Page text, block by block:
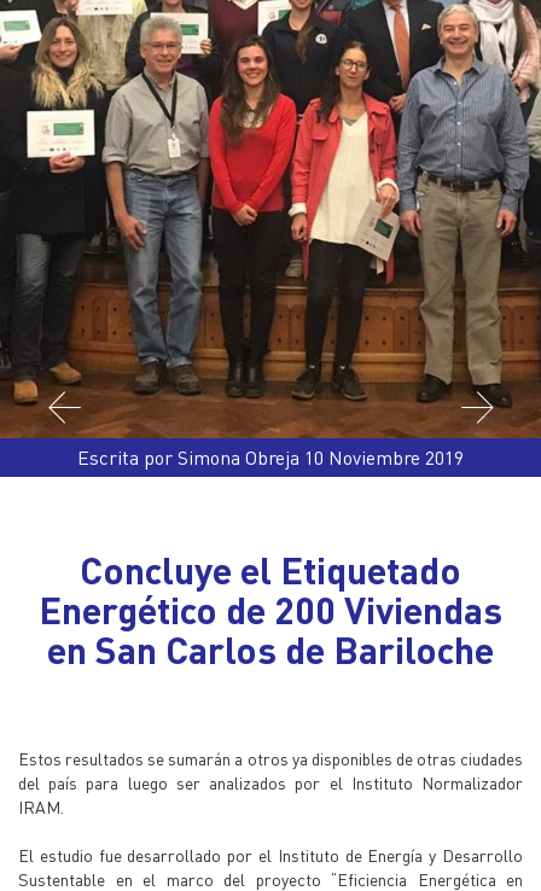
Escrita por Simona Obreja 10 Noviembre 2019
Concluye el Etiquetado
Energético de 200 Viviendas
en San Carlos de Bariloche
Estos resultados se sumarán a otros ya disponibles de otras ciudades
del país para luego ser analizados por el Instituto Normalizador
IRAM.
El estudio fue desarrollado por el Instituto de Energía y Desarrollo
Sustentable en el marco del proyecto “Eficiencia Energética en